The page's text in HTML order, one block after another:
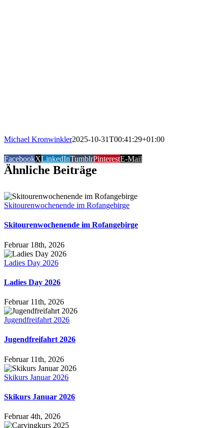
Michael Kronwinkler2025-10-31T00:41:29+01:00
FacebookXLinkedInTumblrPinterestE-Mail
Ähnliche Beiträge
Skitourenwochenende im Rofangebirge
Skitourenwochenende im Rofangebirge
Februar 18th, 2026
Ladies Day 2026
Ladies Day 2026
Februar 11th, 2026
Jugendfreifahrt 2026
Jugendfreifahrt 2026
Februar 11th, 2026
Skikurs Januar 2026
Skikurs Januar 2026
Februar 4th, 2026